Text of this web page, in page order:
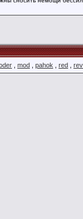
mod pahok red